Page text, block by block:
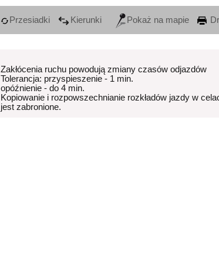
Przesiadki Kierunki Pokaż na mapie
Zakłócenia ruchu powodują zmiany czasów odjazdów
Tolerancja: przyspieszenie - 1 min.
opóźnienie - do 4 min.
Kopiowanie i rozpowszechnianie rozkładów jazdy w
jest zabronione.